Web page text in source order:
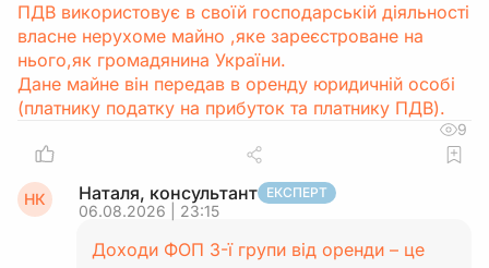
ПДВ використовує в своїй господарській діяльності
власне нерухоме майно ,яке зареєстроване на
нього,як громадянина України.
Дане майне він передав в оренду юридичній особі
(платнику податку на прибуток та платнику ПДВ).
9
НК Наталя, консультант ЕКСПЕРТ
06.08.2026 | 23:15
Доходи ФОП 3-ї групи від оренди – це